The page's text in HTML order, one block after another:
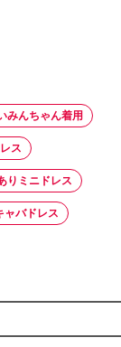
みんちゃん着用
ス
りミニドレス
ャバドレス